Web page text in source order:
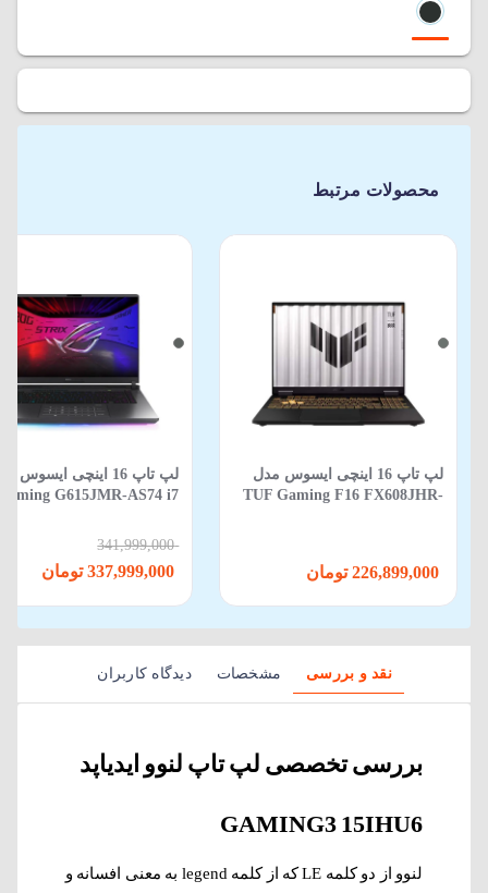
محصولات مرتبط
لپ تاپ 16 اینچی ایسوس مدل
TUF Gaming F16 FX608JHR-
لپ‌ تاپ 16 اینچی ایسوس
G615JMR-AS74 i7
RTX5060-WIN 11
341,999,000
نقد و بررسی مشخصات دیدگاه کاربران
بررسی تخصصی لپ تاپ لنوو ایدیاپد
GAMING3 15IHU6
لنوو از دو کلمه LE که از کلمه legend به معنی افسانه و